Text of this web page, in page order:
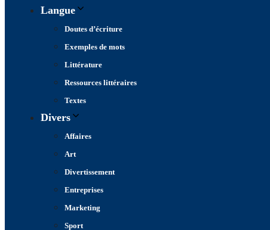
Langue
Doutes d’écriture
Exemples de mots
Littérature
Ressources littéraires
Textes
Divers
Affaires
Art
Divertissement
Entreprises
Marketing
Sport